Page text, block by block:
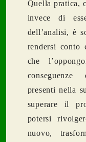
Quella pratica,
invece di
dell’analisi, è
rendersi conto
che
presenti nella
superare il
potersi
nuovo,